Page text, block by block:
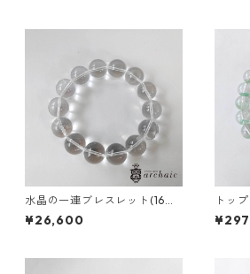
水晶の一連ブレスレット(16m
m)
¥26,600
トッ
ァン
m)